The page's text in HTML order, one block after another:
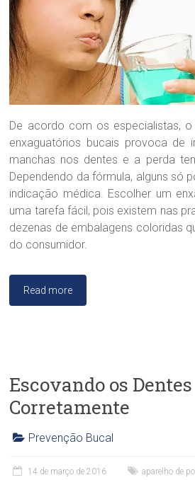
n
t
o
l
ó
g
i
c
a
r
a
.
S
a
n
d
r
B
a
De acordo com os especialistas, o
enxaguatórios bucais provoca de
manchas nos dentes e a perda
Dependendo da fórmula, alguns só
indicação médica. Escolher um
uma tarefa fácil, pois existem nas
dezenas de embalagens coloridas
do consumidor.
Read more
Escovando os Dentes
Corretamente
Prevenção Bucal
14 de março de 2016 aparelho de